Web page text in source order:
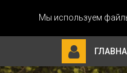
Мы используем